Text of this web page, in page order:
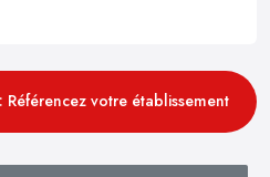
Référencez votre établissement